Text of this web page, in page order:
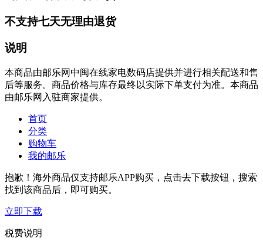
不支持七天无理由退货
说明
本商品由邮乐网中闽在线家电数码店提供并进行相关配送和售
后等服务。商品价格与库存最终以实际下单支付为准。本商品
由邮乐网入驻商家提供。
首页
分类
购物车
我的邮乐
抱歉！海外商品仅支持邮乐APP购买，点击去下载按钮，搜索
找到该商品后，即可购买。
立即下载
税费说明